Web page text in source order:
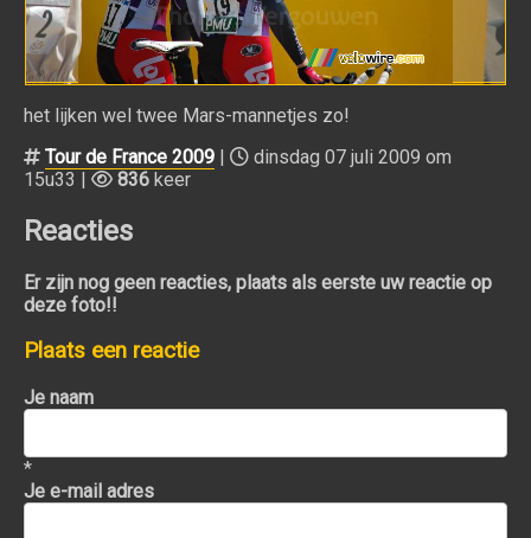
het lijken wel twee Mars-mannetjes zo!
Tour de France 2009 |
dinsdag 07 juli 2009 om
15u33 |
836 keer
Reacties
Er zijn nog geen reacties, plaats als eerste uw reactie op
deze foto!!
Plaats een reactie
Je naam
*
Je e-mail adres